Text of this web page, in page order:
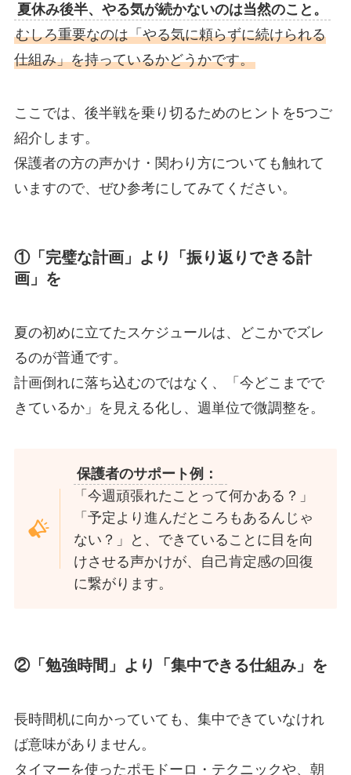
夏休み後半、やる気が続かないのは当然のこと。
むしろ重要なのは「やる気に頼らずに続けられる
仕組み」を持っているかどうかです。
ここでは、後半戦を乗り切るためのヒントを5つご
紹介します。
保護者の方の声かけ・関わり方についても触れて
いますので、ぜひ参考にしてみてください。
①「完璧な計画」より「振り返りできる計
画」を
夏の初めに立てたスケジュールは、どこかでズレ
るのが普通です。
計画倒れに落ち込むのではなく、「今どこまでで
きているか」を見える化し、週単位で微調整を。
保護者のサポート例：
「今週頑張れたことって何かある？」
「予定より進んだところもあるんじゃ
ない？」と、できていることに目を向
けさせる声かけが、自己肯定感の回復
に繋がります。
②「勉強時間」より「集中できる仕組み」を
長時間机に向かっていても、集中できていなけれ
ば意味がありません。
タイマーを使ったポモドーロ・テクニックや、朝